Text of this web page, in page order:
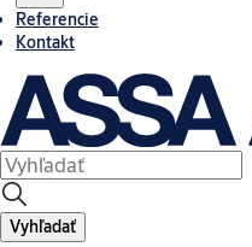
Referencie
Kontakt
Vyhľadať